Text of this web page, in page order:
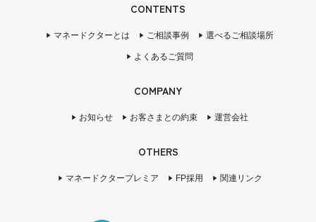
CONTENTS
マネードクターとは ご相談事例 選べるご相談場所
よくあるご質問
COMPANY
お知らせ お客さまとの約束 運営会社
OTHERS
マネードクタープレミア FP採用 関連リンク